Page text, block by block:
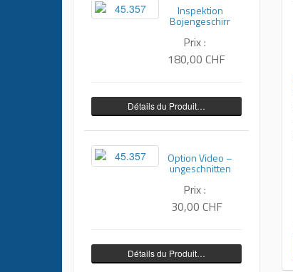
Inspektion
Bojengeschirr
Prix :
180,00 CHF
Détails du Produit…
Option Video –
ungeschnitten
Prix :
30,00 CHF
Détails du Produit…